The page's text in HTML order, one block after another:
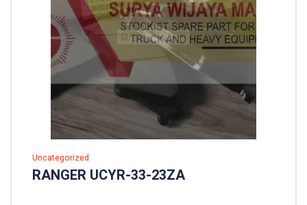
Uncategorized
RANGER UCYR-33-23ZA